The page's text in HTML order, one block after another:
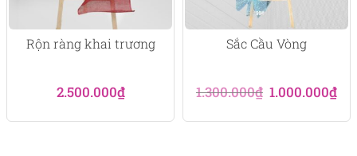
Rộn ràng khai trương
2.500.000₫
Sắc Cầu Vòng
1.300.000₫ Giá
là:
1.000.000₫Giá
tại